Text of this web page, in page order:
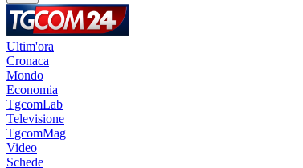
Ultim'ora
Cronaca
Mondo
Economia
TgcomLab
Televisione
TgcomMag
Video
Schede